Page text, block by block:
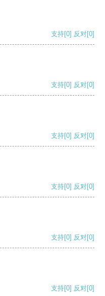
支持[0] 反对[0]
支持[0] 反对[0]
支持[0] 反对[0]
支持[0] 反对[0]
支持[0] 反对[0]
支持[0] 反对[0]